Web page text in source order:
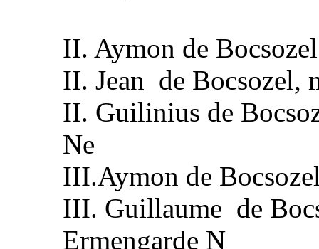
II. Aymon de Bocsozel
II. Jean de Bocsozel,
II. Guilinius de
Ne
III.Aymon de
III. Guillaume de
Ermengarde N